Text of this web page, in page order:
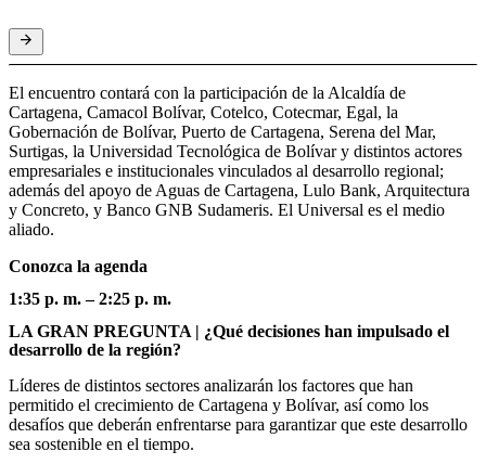
El encuentro contará con la participación de la Alcaldía de
Cartagena, Camacol Bolívar, Cotelco, Cotecmar, Egal, la
Gobernación de Bolívar, Puerto de Cartagena, Serena del Mar,
Surtigas, la Universidad Tecnológica de Bolívar y distintos actores
empresariales e institucionales vinculados al desarrollo regional;
además del apoyo de Aguas de Cartagena, Lulo Bank, Arquitectura
y Concreto, y Banco GNB Sudameris. El Universal es el medio
aliado.
Conozca la agenda
1:35 p. m. – 2:25 p. m.
LA GRAN PREGUNTA | ¿Qué decisiones han impulsado el
desarrollo de la región?
Líderes de distintos sectores analizarán los factores que han
permitido el crecimiento de Cartagena y Bolívar, así como los
desafíos que deberán enfrentarse para garantizar que este desarrollo
sea sostenible en el tiempo.